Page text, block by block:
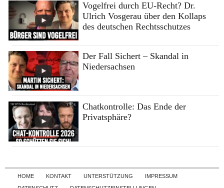
Vogelfrei durch EU-Recht? Dr.
Ulrich Vosgerau über den Kollaps
des deutschen Rechtsschutzes
Der Fall Sichert – Skandal in
Niedersachsen
Chatkontrolle: Das Ende der
Privatsphäre?
Skip to content
HOME KONTAKT UNTERSTÜTZUNG
IMPRESSUM